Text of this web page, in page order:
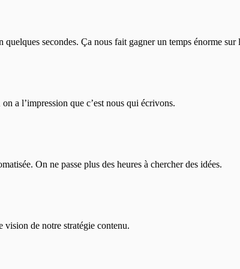
secondes. Ça nous fait gagner un temps énorme sur
a l’impression que c’est nous qui écrivons.
On ne passe plus des heures à chercher des idées.
de notre stratégie contenu.